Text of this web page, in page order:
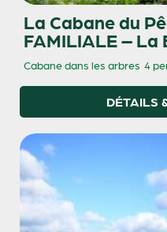
La Cabane du
FAMILIALE –
Cabane dans les arbres 4
DÉTAILS